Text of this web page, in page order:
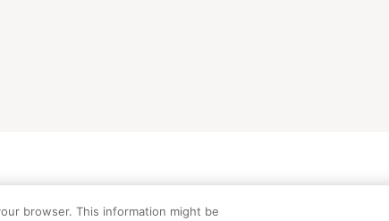
browser. This information might be